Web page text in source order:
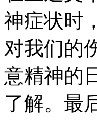
神症状时
对我们的
意精神的
了解。最